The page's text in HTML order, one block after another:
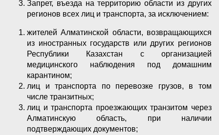
Запрет, въезда на территорию области из других
регионов всех лиц и транспорта, за исключением:
жителей Алматинской области, возвращающихся
из иностранных государств или других регионов
Республики Казахстан с организацией
медицинского наблюдения под домашним
карантином;
лиц и транспорта по перевозке грузов, в том
числе транзитных;
лиц и транспорта проезжающих транзитом через
Алматинскую область, при наличии
подтверждающих документов;